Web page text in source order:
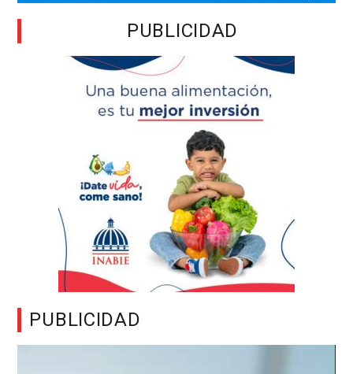
PUBLICIDAD
PUBLICIDAD